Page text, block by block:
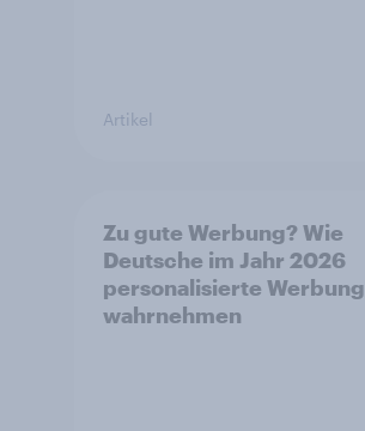
Artikel
Zu gute Werbung? Wie
Deutsche im Jahr 2026
personalisierte Werbung
wahrnehmen